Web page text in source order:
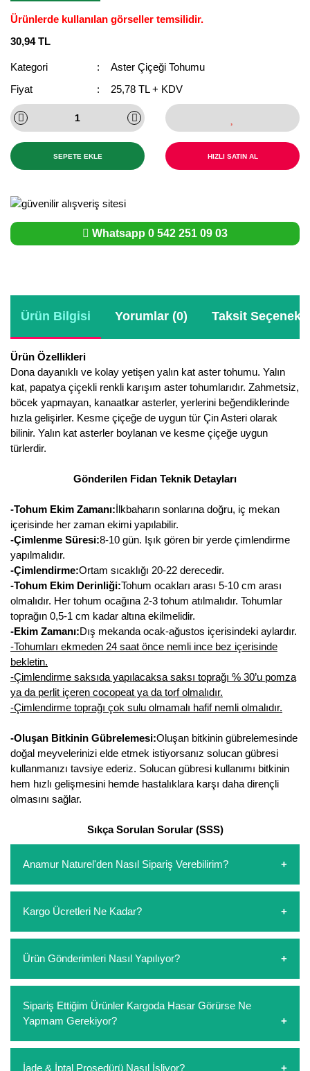
Ürünlerde kullanılan görseller temsilidir.
30,94 TL
Kategori
Aster Çiçeği Tohumu
Fiyat
25,78 TL + KDV
SEPETE EKLE HIZLI SATIN AL
Whatsapp 0 542 251 09 03
Ürün Bilgisi Yorumlar (0) Taksit
Ürün Özellikleri
Dona dayanıklı ve kolay yetişen yalın kat aster tohumu. Yalın
kat, papatya çiçekli renkli karışım aster tohumlarıdır. Zahmetsiz,
böcek yapmayan, kanaatkar asterler, yerlerini beğendiklerinde
hızla gelişirler. Kesme çiçeğe de uygun tür Çin Asteri olarak
bilinir. Yalın kat asterler boylanan ve kesme çiçeğe uygun
türlerdir.
Gönderilen Fidan Teknik Detayları
-Tohum Ekim Zamanı:İlkbaharın sonlarına doğru, iç mekan
içerisinde her zaman ekimi yapılabilir.
-Çimlenme Süresi:8-10 gün. Işık gören bir yerde çimlendirme
yapılmalıdır.
-Çimlendirme:Ortam sıcaklığı 20-22 derecedir.
-Tohum Ekim Derinliği:Tohum ocakları arası 5-10 cm arası
olmalıdır. Her tohum ocağına 2-3 tohum atılmalıdır. Tohumlar
toprağın 0,5-1 cm kadar altına ekilmelidir.
-Ekim Zamanı:Dış mekanda ocak-ağustos içerisindeki aylardır.
-Tohumları ekmeden 24 saat önce nemli ince bez içerisinde
bekletin.
-Çimlendirme saksıda yapılacaksa saksı toprağı % 30’u pomza
ya da perlit içeren cocopeat ya da torf olmalıdır.
-Çimlendirme toprağı çok sulu olmamalı hafif nemli olmalıdır.
-Oluşan Bitkinin Gübrelemesi:Oluşan bitkinin gübrelemesinde
doğal meyvelerinizi elde etmek istiyorsanız solucan gübresi
kullanmanızı tavsiye ederiz. Solucan gübresi kullanımı bitkinin
hem hızlı gelişmesini hemde hastalıklara karşı daha dirençli
olmasını sağlar.
Sıkça Sorulan Sorular (SSS)
Anamur Naturel'den Nasıl Sipariş Verebilirim?
oluşturarak,iletişim numaralarımızdan bizi arayarak veya
whatsapp hattımızdan bizlere isteklerinizi yazarak sipariş
ödemelerini sipariş verdikten sonra havale/eft veya sipariş
Kargo Ücretleri Ne Kadar?
etmeyin diye 1500 lira ve üzerindeki siparişlerinizde
kargoyu biz karşılıyoruz. 1500 Lira altında kalan
kargo ücreti ödeme aşamasında sepetinize eklenecektir.
Ürün Gönderimleri Nasıl Yapılıyor?
paketlenip gönderim yapılmaktadır.
Sipariş Ettiğim Ürünler Kargoda Hasar Görürse Ne
Yapmam Gerekiyor?
İade & İptal Prosedürü Nasıl İşliyor?